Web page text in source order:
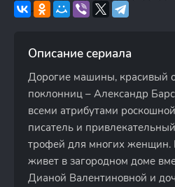
Описание сериала
Дорогие машины, красивый
поклонниц – Александр
всеми атрибутами
писатель и
трофей для многих женщин.
живет в загородном доме
Дианой Валентиновной и